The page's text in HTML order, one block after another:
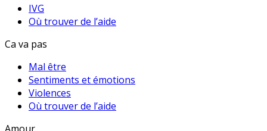
IVG
Où trouver de l’aide
Ca va pas
Mal être
Sentiments et émotions
Violences
Où trouver de l’aide